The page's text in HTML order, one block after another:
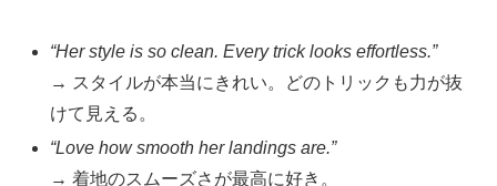
“Her style is so clean. Every trick looks effortless.”
→ スタイルが本当にきれい。どのトリックも力が抜
けて見える。
“Love how smooth her landings are.”
→ 着地のスムーズさが最高に好き。